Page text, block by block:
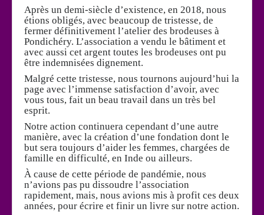
Après un demi-siècle d’existence, en 2018, nous
étions obligés, avec beaucoup de tristesse, de
fermer définitivement l’atelier des brodeuses à
Pondichéry. L’association a vendu le bâtiment et
avec aussi cet argent toutes les brodeuses ont pu
être indemnisées dignement.
Malgré cette tristesse, nous tournons aujourd’hui la
page avec l’immense satisfaction d’avoir, avec
vous tous, fait un beau travail dans un très bel
esprit.
Notre action continuera cependant d’une autre
manière, avec la création d’une fondation dont le
but sera toujours d’aider les femmes, chargées de
famille en difficulté, en Inde ou ailleurs.
À cause de cette période de pandémie, nous
n’avions pas pu dissoudre l’association
rapidement, mais, nous avions mis à profit ces deux
années, pour écrire et finir un livre sur notre action.